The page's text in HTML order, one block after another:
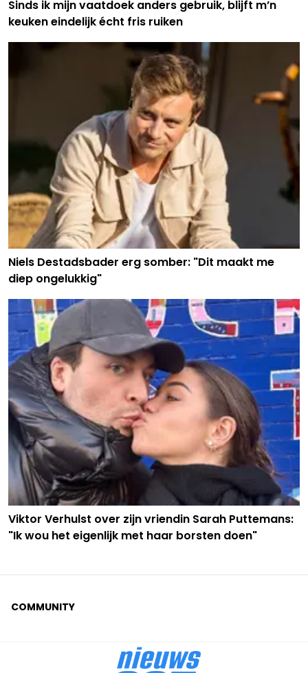
Sinds ik mijn vaatdoek anders gebruik, blijft m’n
keuken eindelijk écht fris ruiken
Niels Destadsbader erg somber: "Dit maakt me
diep ongelukkig"
Viktor Verhulst over zijn vriendin Sarah Puttemans:
"Ik wou het eigenlijk met haar borsten doen"
COMMUNITY